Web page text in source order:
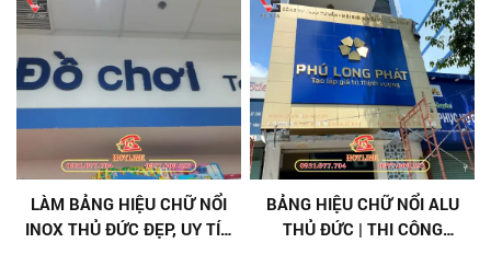
LÀM BẢNG HIỆU CHỮ NỔI
INOX THỦ ĐỨC ĐẸP, UY TÍN
BẢNG HIỆU CHỮ NỔI ALU
THỦ ĐỨC | THI CÔNG